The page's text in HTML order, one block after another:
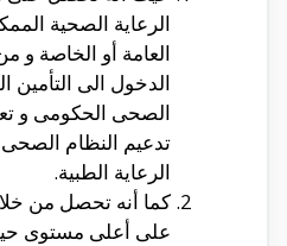
الرعاية الصحية
العامة أو الخاصة و
الدخول الى التأمين
الصحى الحكومى و
تدعيم النظام
الرعاية الطبية.
كما أنه تحصل من
على أعلى مستوى